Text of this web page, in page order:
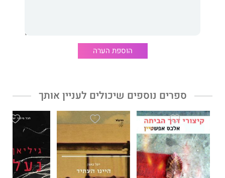
הוספת הערה
ספרים נוספים שיכולים לעניין אותך